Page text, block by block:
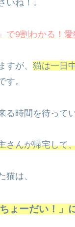
いね！↓
で9割わかる！
すが、 猫は一日
す。
る時間を待って
さんが帰宅して
猫は、
ょーだい！」